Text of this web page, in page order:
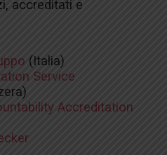
accreditati e
(Italia)
Service
Accreditation